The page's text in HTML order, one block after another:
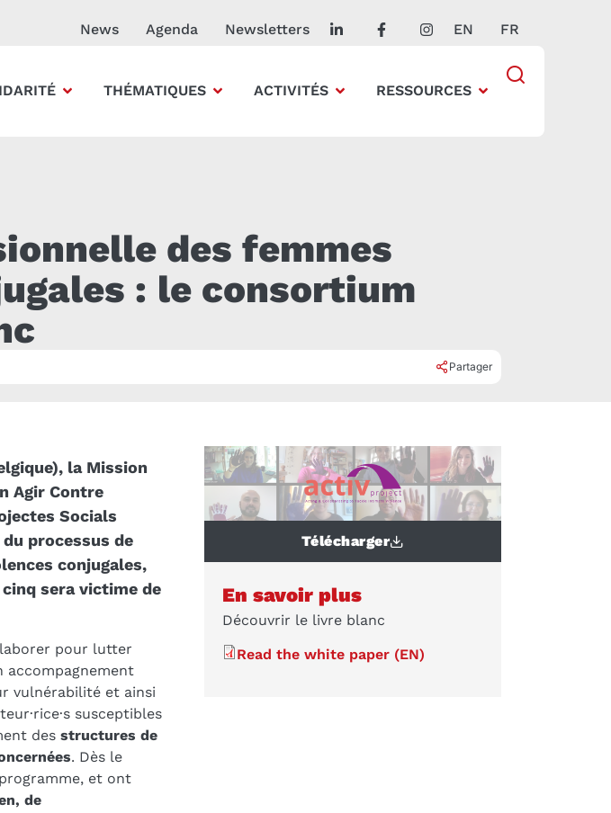
News Agenda Newsletters EN FR
THÉMATIQUES ACTIVITÉS RESSOURCES
des femmes
: le consortium
Partager
la Mission
Agir Contre
Socials
processus de
conjugales,
sera victime de
pour lutter
accompagnement
vulnérabilité et ainsi
susceptibles
des structures de
. Dès le
et ont
de
Télécharger
En savoir plus
Découvrir le livre blanc
Read the white paper (EN)